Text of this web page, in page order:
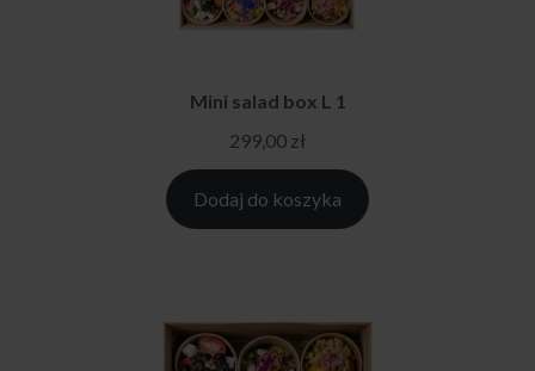
Mini salad box L 1
299,00 zł
Dodaj do koszyka